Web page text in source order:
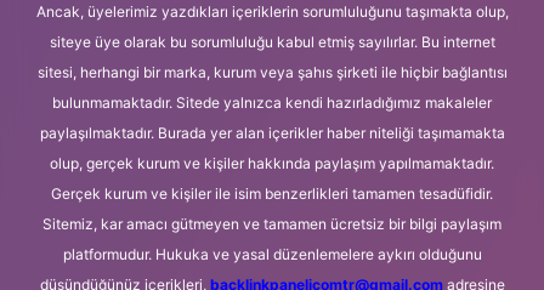
Ancak, üyelerimiz yazdıkları içeriklerin sorumluluğunu taşımakta olup,
siteye üye olarak bu sorumluluğu kabul etmiş sayılırlar. Bu internet
sitesi, herhangi bir marka, kurum veya şahıs şirketi ile hiçbir bağlantısı
bulunmamaktadır. Sitede yalnızca kendi hazırladığımız makaleler
paylaşılmaktadır. Burada yer alan içerikler haber niteliği taşımamakta
olup, gerçek kurum ve kişiler hakkında paylaşım yapılmamaktadır.
Gerçek kurum ve kişiler ile isim benzerlikleri tamamen tesadüfidir.
Sitemiz, kar amacı gütmeyen ve tamamen ücretsiz bir bilgi paylaşım
platformudur. Hukuka ve yasal düzenlemelere aykırı olduğunu
düşündüğünüz içerikleri, backlinkpanelicomtr@gmail.comadresine